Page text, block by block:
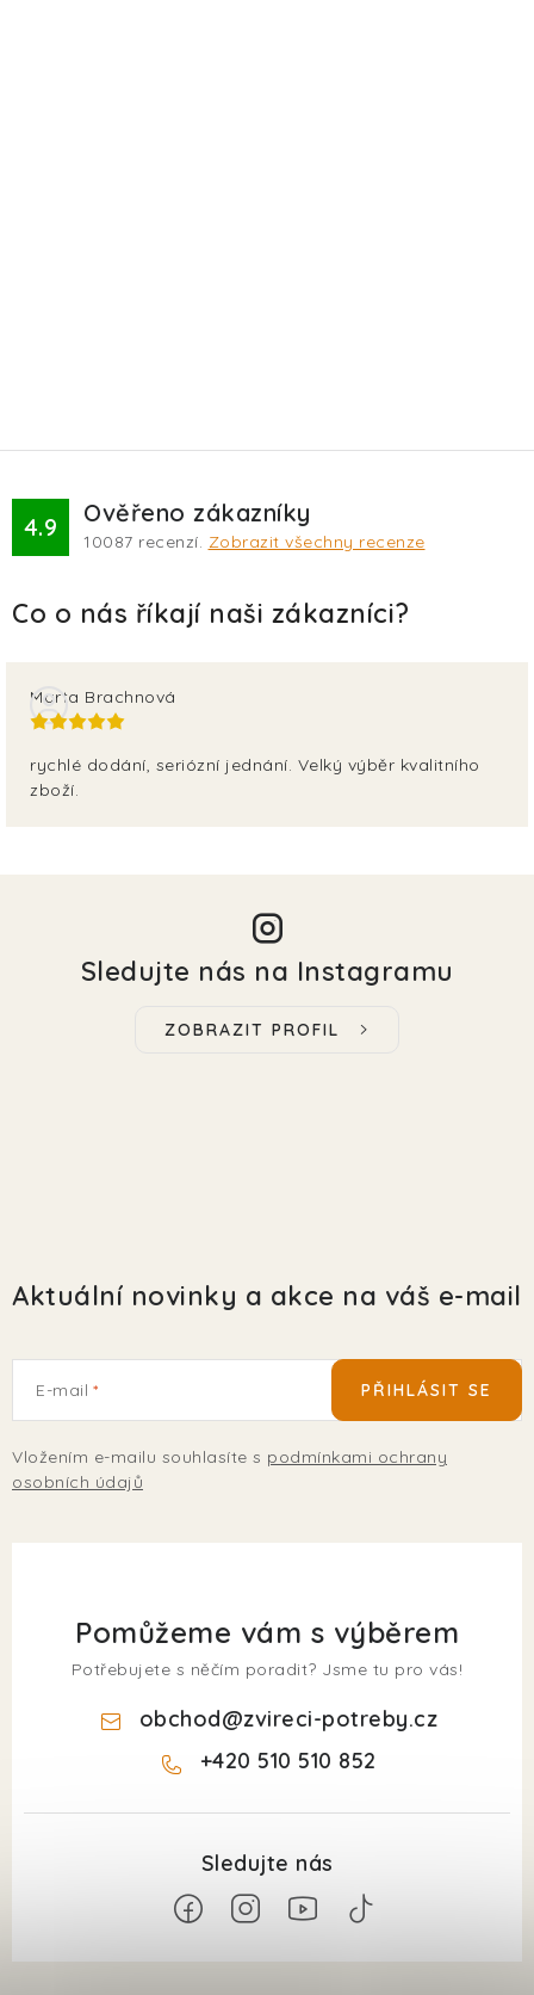
4.9 Ověřeno zákazníky
10087 recenzí. Zobrazit všechny recenze
Marta Brachnová
rychlé dodání, seriózní jednání. Velký výběr kvalitního
zboží.
Sledujte nás na Instagramu
ZOBRAZIT PROFIL
Aktuální novinky a akce na váš e-mail
E-mail
Vložením e-mailu souhlasíte s podmínkami ochrany
osobních údajů
PŘIHLÁSIT SE
Pomůžeme vám s výběrem
Potřebujete s něčím poradit? Jsme tu pro vás!
obchod@zvireci-potreby.cz
+420 510 510 852